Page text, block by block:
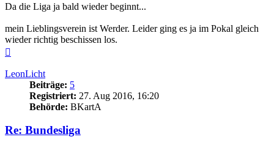
Da die Liga ja bald wieder beginnt...
mein Lieblingsverein ist Werder. Leider ging es ja im Pokal gleich
wieder richtig beschissen los.
LeonLicht
Beiträge: 5
Registriert: 27. Aug 2016, 16:20
Behörde: BKartA
Re: Bundesliga